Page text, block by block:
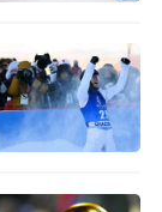
中国空中技
晓鹏都灵搏
客、领奖台